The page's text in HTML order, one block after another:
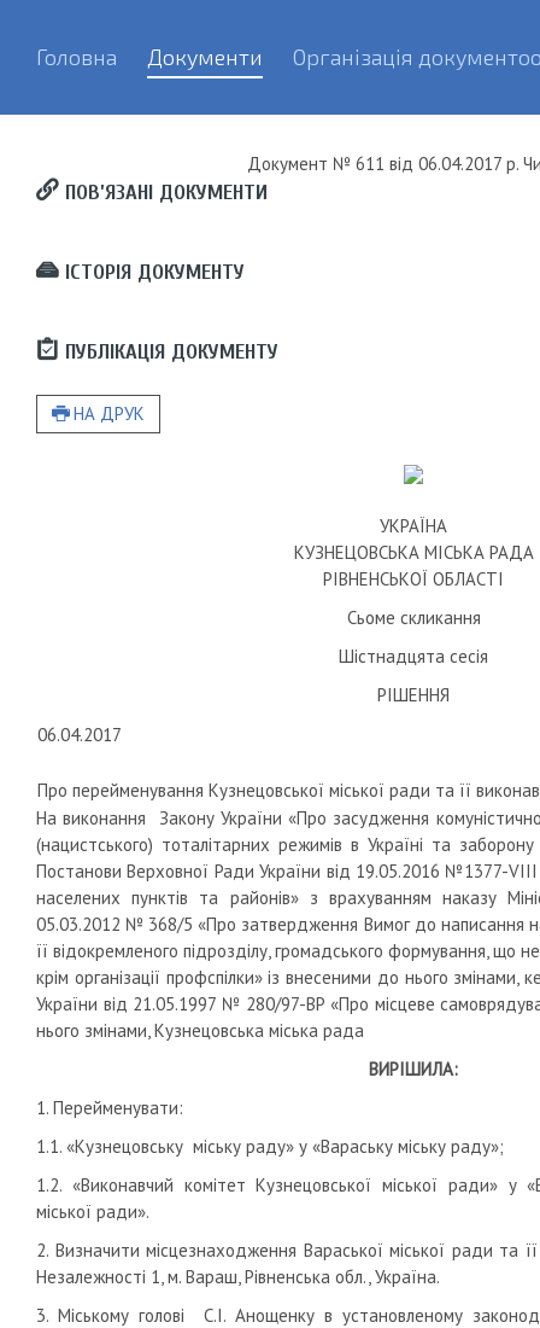
Головна Документи Організація
Документ № 611 від 06.04.2017 р.
ПОВ’ЯЗАНІ ДОКУМЕНТИ
ІСТОРІЯ ДОКУМЕНТУ
ПУБЛІКАЦІЯ ДОКУМЕНТУ
НА ДРУК
УКРАЇНА
КУЗНЕЦОВСЬКА МІСЬКА РАДА
РІВНЕНСЬКОЇ ОБЛАСТІ
Сьоме скликання
Шістнадцята сесія
РІШЕННЯ
06.04.2017
Про перейменування Кузнецовської міської ради та її
На виконання Закону України «Про засудження
(нацистського) тоталітарних режимів в Україні та
Постанови Верховної Ради України від 19.05.2016 №1377-
населених пунктів та районів» з врахуванням наказу
05.03.2012 № 368/5 «Про затвердження Вимог до написання
її відокремленого підрозділу, громадського формування, що
крім організації профспілки» із внесеними до нього змінами,
України від 21.05.1997 № 280/97-ВР «Про місцеве
нього змінами, Кузнецовська міська рада
ВИРІШИЛА:
1. Перейменувати:
1.1. «Кузнецовську міську раду» у «Вараську міську раду»;
1.2. «Виконавчий комітет Кузнецовської міської ради» у
міської ради».
2. Визначити місцезнаходження Вараської міської ради та
Незалежності 1, м. Вараш, Рівненська обл., Україна.
3. Міському голові С.І. Анощенку в установленому